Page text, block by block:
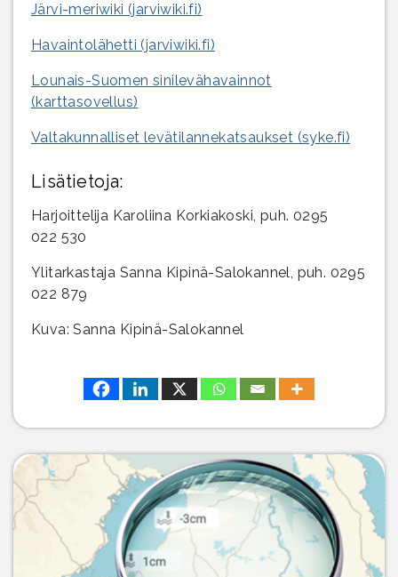
Järvi-meriwiki (jarviwiki.fi)
Havaintolähetti (jarviwiki.fi)
Lounais-Suomen sinilevähavainnot
(karttasovellus)
Valtakunnalliset levätilannekatsaukset (syke.fi)
Lisätietoja:
Harjoittelija Karoliina Korkiakoski, puh. 0295
022 530
Ylitarkastaja Sanna Kipinä-Salokannel, puh. 0295
022 879
Kuva: Sanna Kipinä-Salokannel